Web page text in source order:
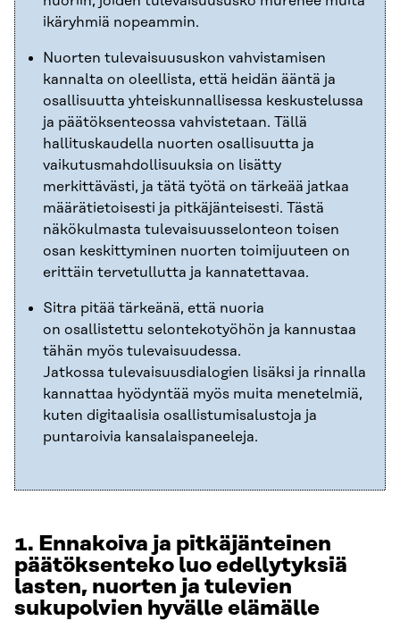
ikäryhmiä nopeammin.
Nuorten tulevaisuususkon vahvistamisen
kannalta on oleellista, että heidän ääntä ja
osallisuutta yhteiskunnallisessa keskustelussa
ja päätöksenteossa vahvistetaan. Tällä
hallituskaudella nuorten osallisuutta ja
vaikutusmahdollisuuksia on lisätty
merkittävästi, ja tätä työtä on tärkeää jatkaa
määrätietoisesti ja pitkäjänteisesti. Tästä
näkökulmasta tulevaisuusselonteon toisen
osan keskittyminen nuorten toimijuuteen on
erittäin tervetullutta ja kannatettavaa.
Sitra pitää tärkeänä, että nuoria
on osallistettu selontekotyöhön ja kannustaa
tähän myös tulevaisuudessa.
Jatkossa tulevaisuusdialogien lisäksi ja rinnalla
kannattaa hyödyntää myös muita menetelmiä,
kuten digitaalisia osallistumisalustoja ja
puntaroivia kansalaispaneeleja.
1. Ennakoiva ja pitkäjänteinen
päätöksenteko luo edellytyksiä
lasten, nuorten ja tulevien
sukupolvien hyvälle elämälle